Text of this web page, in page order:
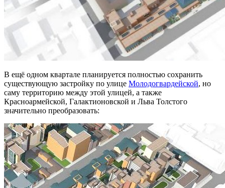
В ещё одном квартале планируется полностью сохранить
существующую застройку по улице Молодогвардейской, но
саму территорию между этой улицей, а также
Красноармейской, Галактионовской и Льва Толстого
значительно преобразовать: